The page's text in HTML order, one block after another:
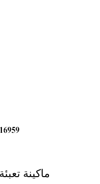
ماكينة تعبئة